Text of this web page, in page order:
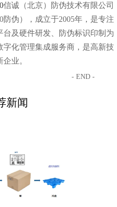
信诚（北京）防伪技术有限公司
防伪），成立于2005年，是专注
台及硬件研发、防伪标识印制为
字化管理集成服务商，是高新技
业。
- END -
新闻